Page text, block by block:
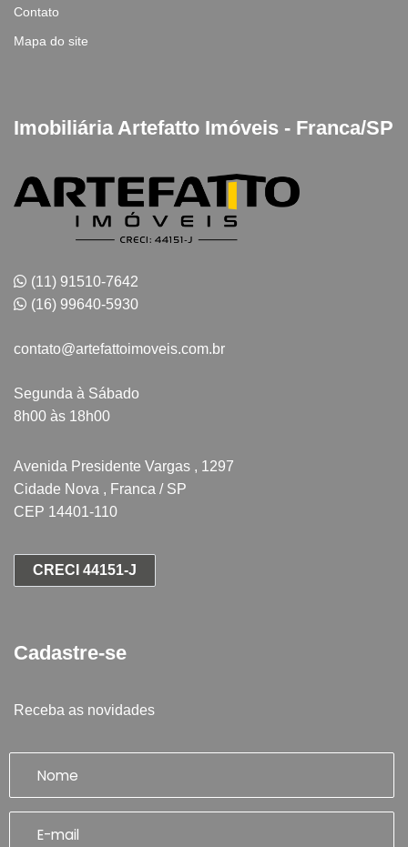
Contato
Mapa do site
Imobiliária Artefatto Imóveis - Franca/SP
(11) 91510-7642
(16) 99640-5930
contato@artefattoimoveis.com.br
Segunda à Sábado
8h00 às 18h00
Avenida Presidente Vargas , 1297
Cidade Nova , Franca / SP
CEP 14401-110
CRECI 44151-J
Cadastre-se
Receba as novidades